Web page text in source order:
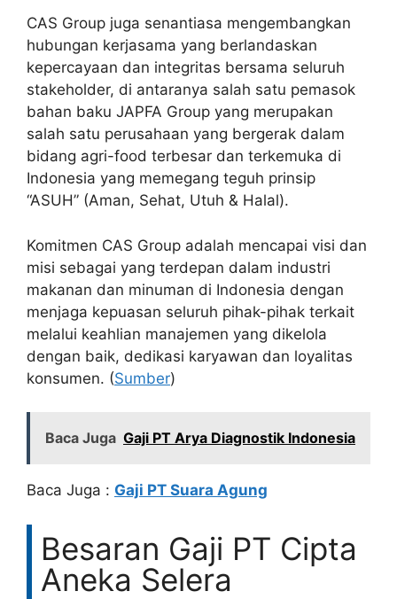
CAS Group juga senantiasa mengembangkan
hubungan kerjasama yang berlandaskan
kepercayaan dan integritas bersama seluruh
stakeholder, di antaranya salah satu pemasok
bahan baku JAPFA Group yang merupakan
salah satu perusahaan yang bergerak dalam
bidang agri-food terbesar dan terkemuka di
Indonesia yang memegang teguh prinsip
“ASUH” (Aman, Sehat, Utuh & Halal).
Komitmen CAS Group adalah mencapai visi dan
misi sebagai yang terdepan dalam industri
makanan dan minuman di Indonesia dengan
menjaga kepuasan seluruh pihak-pihak terkait
melalui keahlian manajemen yang dikelola
dengan baik, dedikasi karyawan dan loyalitas
konsumen. (Sumber)
Baca Juga Gaji PT Arya Diagnostik Indonesia
Baca Juga : Gaji PT Suara Agung
Besaran Gaji PT Cipta
Aneka Selera